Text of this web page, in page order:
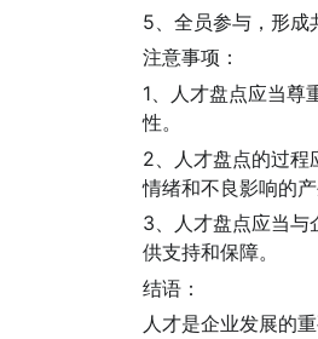
5、全员参与，形成
注意事项：
1、人才盘点应当尊
性。
2、人才盘点的过程
情绪和不良影响的产
3、人才盘点应当与
供支持和保障。
结语：
人才是企业发展的